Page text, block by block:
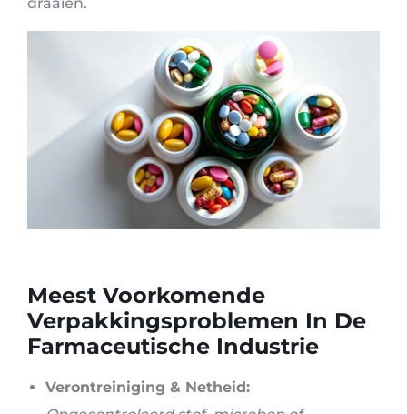
draaien.
Meest Voorkomende
Verpakkingsproblemen In De
Farmaceutische Industrie
Verontreiniging & Netheid: